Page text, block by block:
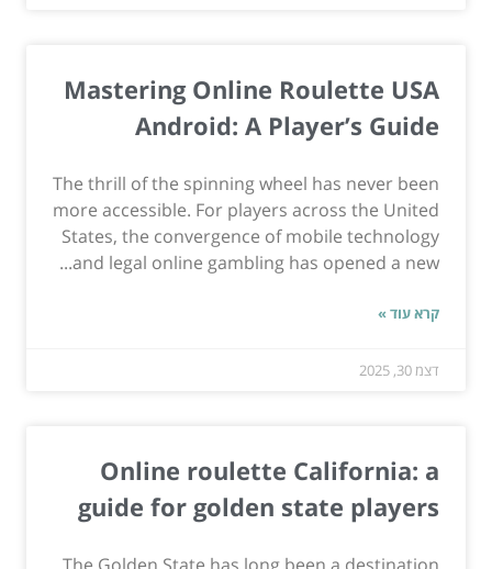
Mastering Online Roulette USA
Android: A Player’s Guide
The thrill of the spinning wheel has never been
more accessible. For players across the United
States, the convergence of mobile technology
and legal online gambling has opened a new...
קרא עוד »
דצמ 30, 2025
Online roulette California: a
guide for golden state players